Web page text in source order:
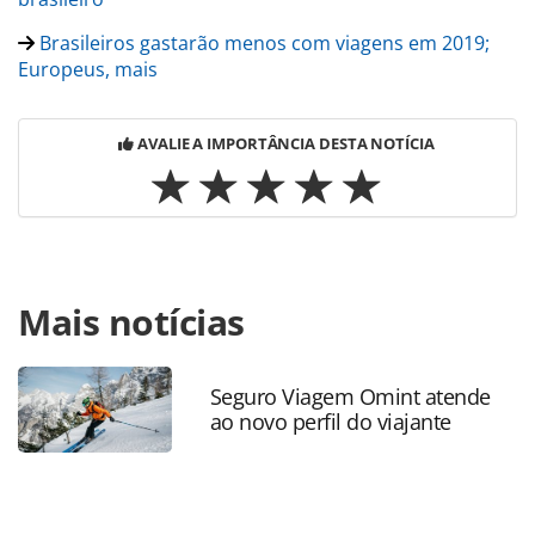
Brasileiros gastarão menos com viagens em 2019;
Europeus, mais
AVALIE A IMPORTÂNCIA DESTA NOTÍCIA
https://www.panrotas.com.br/mercado/pesquisas-e-
estatisticas/2019/06/buscas-pelo-brasil-diminuem-nos-
paises-isentos-de-visto_165030.html ou as ferramentas
oferecidas na página. Todo o conteúdo produzido pela
PANROTAS Editora é protegido pela legislação brasileira
sobre direito autoral. Não reproduza o conteúdo sem
Mais notícias
Seguro Viagem Omint atende
ao novo perfil do viajante